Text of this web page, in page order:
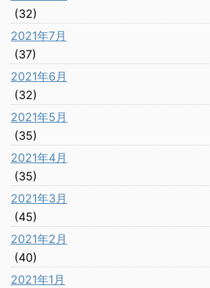
(32)
2021年7月
(37)
2021年6月
(32)
2021年5月
(35)
2021年4月
(35)
2021年3月
(45)
2021年2月
(40)
2021年1月